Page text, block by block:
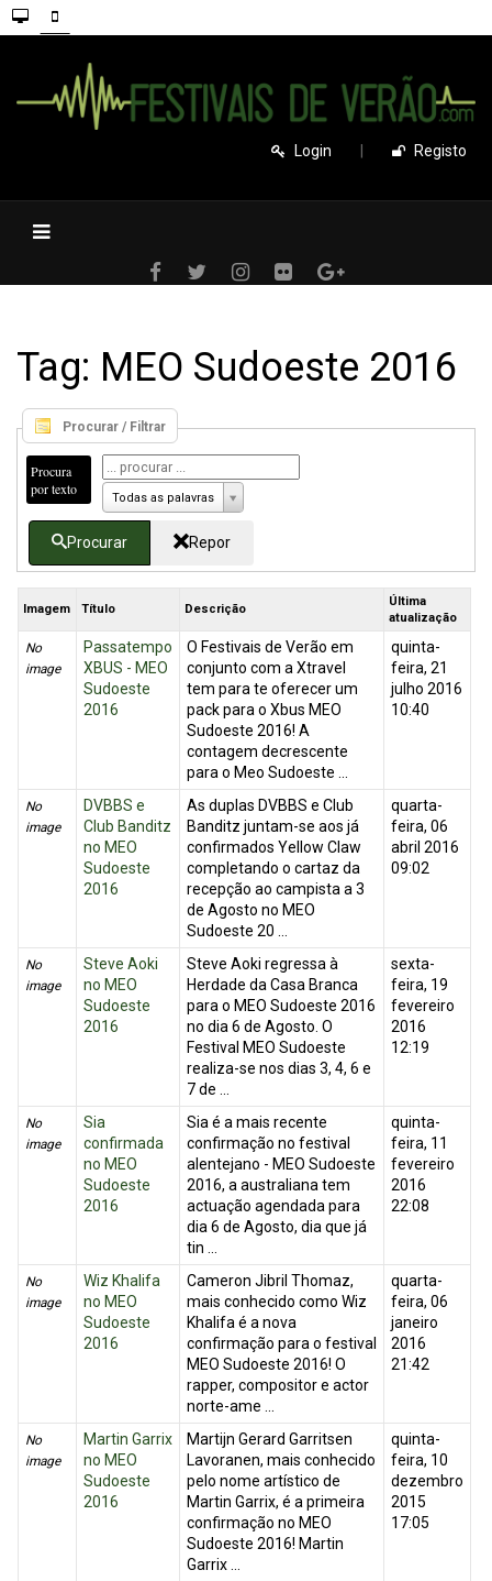
Login Registo
Tag: MEO Sudoeste 2016
Procurar / Filtrar
Procura
por texto
Todas as palavras
Procurar Repor
Imagem Título Descrição
Última
atualização
No
image
Passatempo
XBUS - MEO
Sudoeste
2016
O Festivais de Verão em
conjunto com a Xtravel
tem para te oferecer um
pack para o Xbus MEO
Sudoeste 2016! A
contagem decrescente
para o Meo Sudoeste ...
quinta-
feira, 21
julho 2016
10:40
No
image
DVBBS e
Club Banditz
no MEO
Sudoeste
2016
As duplas DVBBS e Club
Banditz juntam-se aos já
confirmados Yellow Claw
completando o cartaz da
recepção ao campista a 3
de Agosto no MEO
Sudoeste 20 ...
quarta-
feira, 06
abril 2016
09:02
No
image
Steve Aoki
no MEO
Sudoeste
2016
Steve Aoki regressa à
Herdade da Casa Branca
para o MEO Sudoeste 2016
no dia 6 de Agosto. O
Festival MEO Sudoeste
realiza-se nos dias 3, 4, 6 e
7 de ...
sexta-
feira, 19
fevereiro
2016
12:19
No
image
Sia
confirmada
no MEO
Sudoeste
2016
Sia é a mais recente
confirmação no festival
alentejano - MEO Sudoeste
2016, a australiana tem
actuação agendada para
dia 6 de Agosto, dia que já
tin ...
quinta-
feira, 11
fevereiro
2016
22:08
No
image
Wiz Khalifa
no MEO
Sudoeste
2016
Cameron Jibril Thomaz,
mais conhecido como Wiz
Khalifa é a nova
confirmação para o festival
MEO Sudoeste 2016! O
rapper, compositor e actor
norte-ame ...
quarta-
feira, 06
janeiro
2016
21:42
No
image
Martin Garrix
no MEO
Sudoeste
2016
Martijn Gerard Garritsen
Lavoranen, mais conhecido
pelo nome artístico de
Martin Garrix, é a primeira
confirmação no MEO
Sudoeste 2016! Martin
Garrix ...
quinta-
feira, 10
dezembro
2015
17:05